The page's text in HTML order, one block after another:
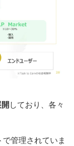
しており、各々
管理されていま